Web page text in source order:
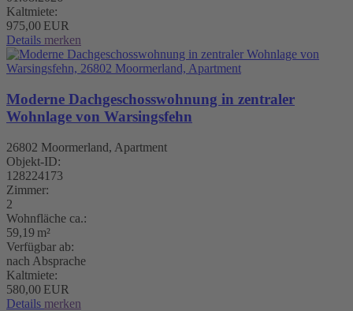
Kaltmiete:
975,00 EUR
Details merken
Moderne Dachgeschosswohnung in zentraler
Wohnlage von Warsingsfehn
26802 Moormerland, Apartment
Objekt-ID:
128224173
Zimmer:
2
Wohnfläche ca.:
59,19 m²
Verfügbar ab:
nach Absprache
Kaltmiete:
580,00 EUR
Details merken